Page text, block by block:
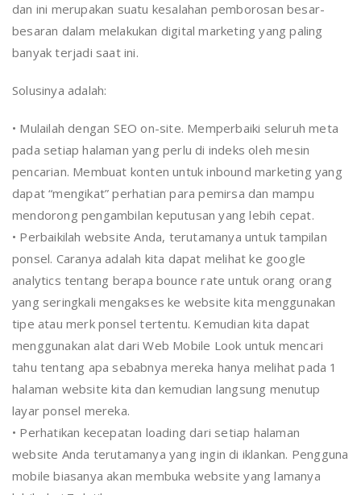
dan ini merupakan suatu kesalahan pemborosan besar-
besaran dalam melakukan digital marketing yang paling
banyak terjadi saat ini.
Solusinya adalah:
• Mulailah dengan SEO on-site. Memperbaiki seluruh meta
pada setiap halaman yang perlu di indeks oleh mesin
pencarian. Membuat konten untuk inbound marketing yang
dapat “mengikat” perhatian para pemirsa dan mampu
mendorong pengambilan keputusan yang lebih cepat.
• Perbaikilah website Anda, terutamanya untuk tampilan
ponsel. Caranya adalah kita dapat melihat ke google
analytics tentang berapa bounce rate untuk orang orang
yang seringkali mengakses ke website kita menggunakan
tipe atau merk ponsel tertentu. Kemudian kita dapat
menggunakan alat dari Web Mobile Look untuk mencari
tahu tentang apa sebabnya mereka hanya melihat pada 1
halaman website kita dan kemudian langsung menutup
layar ponsel mereka.
• Perhatikan kecepatan loading dari setiap halaman
website Anda terutamanya yang ingin di iklankan. Pengguna
mobile biasanya akan membuka website yang lamanya